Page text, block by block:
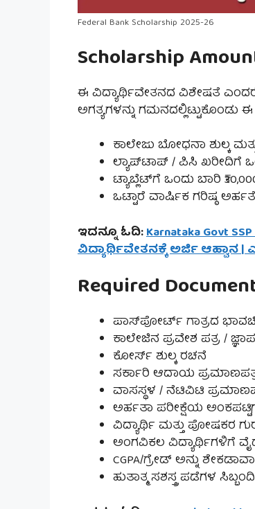
Federal Bank Scholarship 2025-26
Scholarship
ಈ ವಿದ್ಯಾರ್ಥಿವೇತನದ ವಿಶೇಷತೆ
ಅಗತ್ಯಗಳನ್ನು ಗಮನದಲ್ಲಿಟ್ಟುಕೊಂಡು
ಕಾಲೇಜು ಬೋಧನಾ ಶುಲ್ಕ
ಲ್ಯಾಪ್‌ಟಾಪ್ / ಪಿಸಿ ಖರೀದಿಗೆ
ಟ್ಯಾಬ್ಲೆಟ್‌ಗೆ ಒಂದು ಬಾರಿ
ಒಟ್ಟಾರೆ ವಾರ್ಷಿಕ ಗರಿಷ್ಠ ಅರ್ಹತೆ
ಇದನ್ನೂ ಓದಿ:Karnataka Govt
ವಿದ್ಯಾರ್ಥಿವೇತನಕ್ಕೆ ಅರ್ಜಿ ಆಹ್ವಾನ
Required
ಪಾಸ್‌ಪೋರ್ಟ್ ಗಾತ್ರದ
ಕಾಲೇಜಿನ ಪ್ರವೇಶ ಪತ್ರ /
ಕೋರ್ಸ್ ಶುಲ್ಕ ರಚನೆ
ಸರ್ಕಾರಿ ಆದಾಯ
ವಾಸಸ್ಥಳ / ನೆಟಿವಿಟಿ
ಅರ್ಹತಾ ಪರೀಕ್ಷೆಯ
ವಿದ್ಯಾರ್ಥಿ ಮತ್ತು ಪೋಷಕರ
ಅಂಗವಿಕಲ ವಿದ್ಯಾರ್ಥಿಗಳಿಗೆ
CGPA/ಗ್ರೇಡ್ ಅನ್ನು
ಹುತಾತ್ಮ ಸಶಸ್ತ್ರ ಪಡೆಗಳ